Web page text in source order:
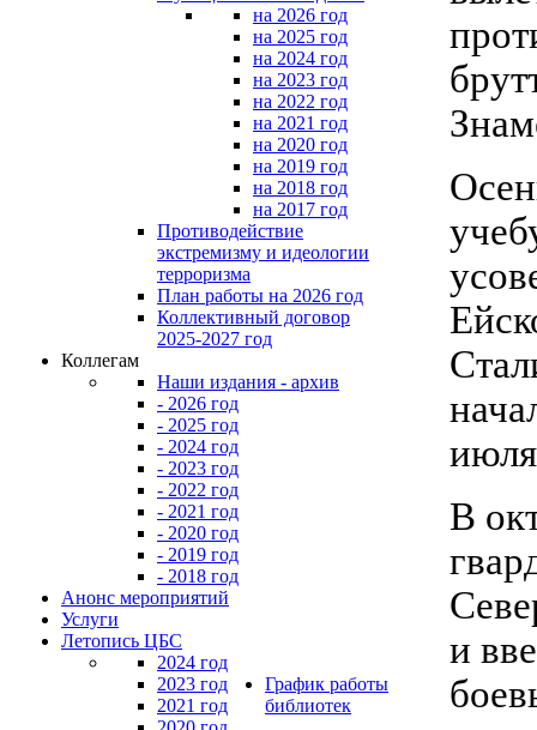
на 2026 год
на 2025 год
на 2024 год
на 2023 год
на 2022 год
на 2021 год
на 2020 год
на 2019 год
на 2018 год
на 2017 год
Противодействие
экстремизму и идеологии
терроризма
План работы на 2026 год
Коллективный договор
2025-2027 год
Коллегам
Наши издания - архив
- 2026 год
- 2025 год
- 2024 год
- 2023 год
- 2022 год
- 2021 год
- 2020 год
- 2019 год
- 2018 год
Анонс мероприятий
Услуги
Летопись ЦБС
2024 год
2023 год
2021 год
График работы
библиотек
В
и